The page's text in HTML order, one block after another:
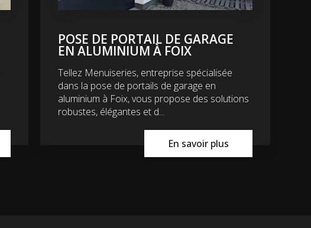
POSE DE PORTAIL DE GARAGE
EN ALUMINIUM À FOIX
Tellez Menuiseries, entreprise spécialisée
dans la pose de portails de garage en
aluminium à Foix, vous propose des solutions
robustes, élégantes et d...
En savoir plus